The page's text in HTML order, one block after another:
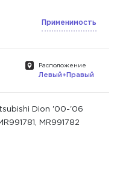
Применимость
Расположение
Левый+Правый
Dion '00-'06
MR991782